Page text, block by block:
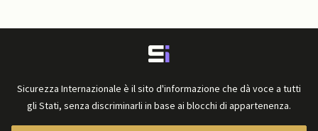
Sicurezza Internazionale è il sito d'informazione che dà voce a tutti
gli Stati, senza discriminarli in base ai blocchi di appartenenza.